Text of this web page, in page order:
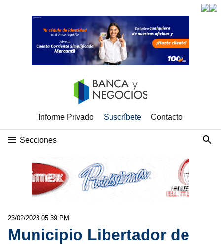
Informe Privado Suscríbete Contacto
Secciones
23/02/2023 05:39 PM
Municipio Libertador de